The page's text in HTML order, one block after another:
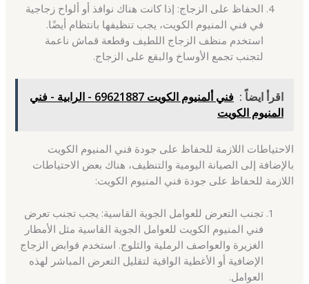
الحفاظ على الزجاج: إذا كانت هناك نوافذ أو ألواح زجاجية
في فني المنيوم الكويت، يجب تنظيفها بانتظام أيضًا.
استخدم منظف الزجاج اللطيف وقطعة قماش ناعمة
لتجنب تجمع الأوساخ والبقع على الزجاج.
اقرأ ايضاً :
فني ألمنيوم الكويت 69621887 - الرابية - فني
المنيوم الكويت
الاحتياطات اللازمة للحفاظ على جودة فني المنيوم الكويت
بالإضافة إلى الصيانة اليومية والتنظيف، هناك بعض الاحتياطات
اللازمة للحفاظ على جودة فني المنيوم الكويت:
تجنب التعرض للعوامل الجوية القاسية: يجب تجنب تعرض
فني المنيوم الكويت للعوامل الجوية القاسية مثل الأمطار
الغزيرة والعواصف الرملية والثلوج. استخدم قوابض الزجاج
الإضافية أو الأغطية الواقية لتقليل التعرض المباشر لهذه
العوامل.